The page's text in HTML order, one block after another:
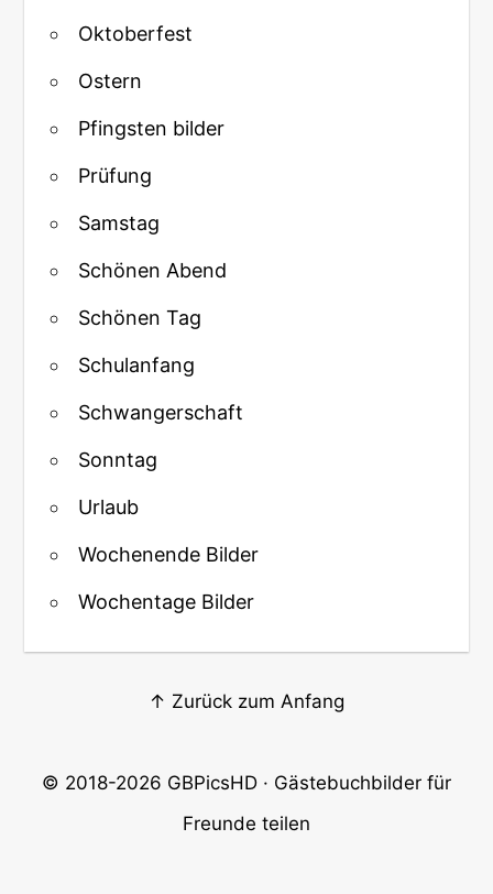
Oktoberfest
Ostern
Pfingsten bilder
Prüfung
Samstag
Schönen Abend
Schönen Tag
Schulanfang
Schwangerschaft
Sonntag
Urlaub
Wochenende Bilder
Wochentage Bilder
↑ Zurück zum Anfang
© 2018-2026 GBPicsHD · Gästebuchbilder für
Freunde teilen